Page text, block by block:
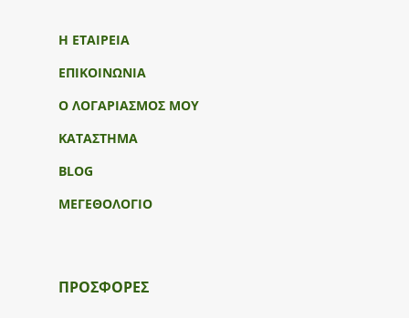
Η ΕΤΑΙΡΕΙΑ
ΕΠΙΚΟΙΝΩΝΙΑ
Ο ΛΟΓΑΡΙΑΣΜΟΣ ΜΟΥ
ΚΑΤΑΣΤΗΜΑ
BLOG
ΜΕΓΕΘΟΛΟΓΙΟ
ΠΡΟΣΦΟΡΕΣ